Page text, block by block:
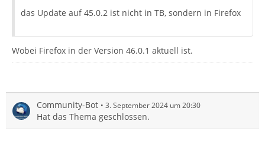
das Update auf 45.0.2 ist nicht in TB, sondern in Firefox
Wobei Firefox in der Version 46.0.1 aktuell ist.
Community-Bot 3. September 2024 um 20:30
Hat das Thema geschlossen.